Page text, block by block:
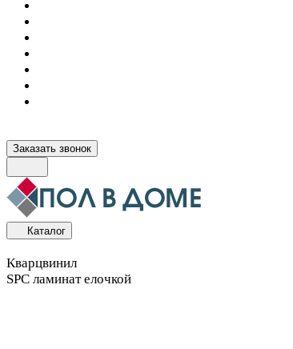
Заказать звонок
Каталог
Кварцвинил
SPC ламинат елочкой